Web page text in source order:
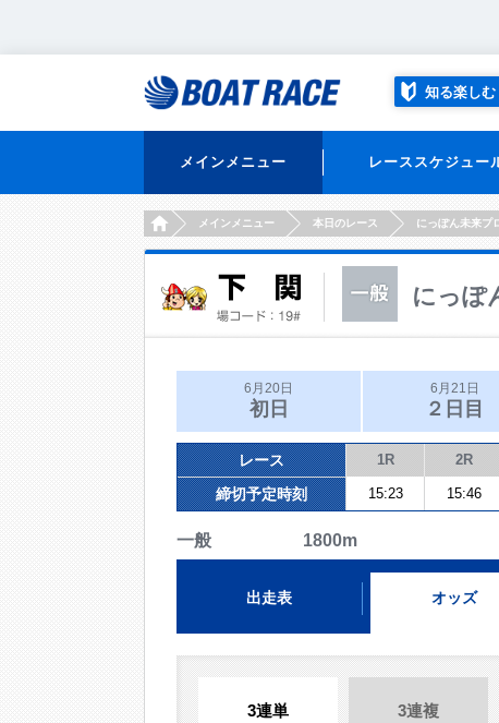
知る楽しむ
メインメニュー レーススケジュー
HOMEメインメニュー 本日のレース にっぽん未来プ
にっぽ
6月20日
初日
6月21日
２日目
レース 1R 2R
締切予定時刻 15:23 15:46
一般 1800m
出走表 オッズ
3連単 3連複